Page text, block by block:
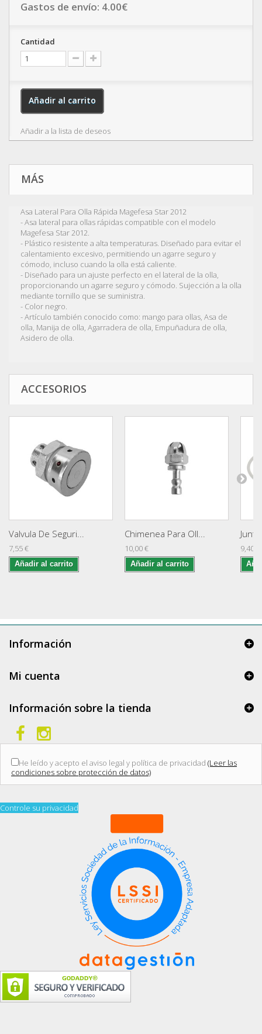
Gastos de envío: 4.00€
Cantidad
Añadir al carrito
Añadir a la lista de deseos
MÁS
Asa Lateral Para Olla Rápida Magefesa Star 2012
- Asa lateral para ollas rápidas compatible con el modelo
Magefesa Star 2012.
- Plástico resistente a alta temperaturas. Diseñado para evitar el
calentamiento excesivo, permitiendo un agarre seguro y
cómodo, incluso cuando la olla está caliente.
- Diseñado para un ajuste perfecto en el lateral de la olla,
proporcionando un agarre seguro y cómodo. Sujección a la olla
mediante tornillo que se suministra.
- Color negro.
- Artículo también conocido como: mango para ollas, Asa de
olla, Manija de olla, Agarradera de olla, Empuñadura de olla,
Asidero de olla.
ACCESORIOS
Valvula De Seguri...
7,55 €
Añadir al carrito
Chimenea Para Oll...
10,00 €
Añadir al carrito
9,40 €
Información
Mi cuenta
Información sobre la tienda
He leído y acepto el aviso legal y política de privacidad (Leer las
condiciones sobre protección de datos)
Controle su privacidad